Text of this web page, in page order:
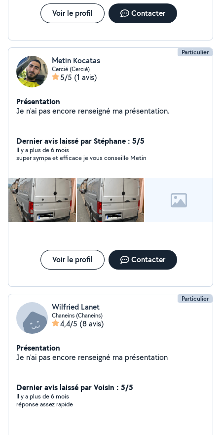
Voir le profil Contacter
Particulier
Metin Kocatas
Cercié (Cercié)
5/5 (1 avis)
Présentation
Je n'ai pas encore renseigné ma présentation.
Dernier avis laissé par Stéphane : 5/5
Il y a plus de 6 mois
super sympa et efficace je vous conseille Metin
Voir le profil Contacter
Particulier
Wilfried Lanet
Chaneins (Chaneins)
4,4/5 (8 avis)
Présentation
Je n'ai pas encore renseigné ma présentation
Dernier avis laissé par Voisin : 5/5
Il y a plus de 6 mois
réponse assez rapide